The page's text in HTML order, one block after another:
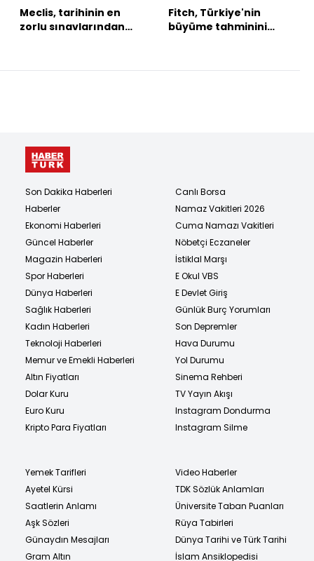
Meclis, tarihinin en
zorlu sınavlarından
Fitch, Türkiye'nin
büyüme tahminini
Son Dakika Haberleri
Haberler
Ekonomi Haberleri
Güncel Haberler
Magazin Haberleri
Spor Haberleri
Dünya Haberleri
Sağlık Haberleri
Kadın Haberleri
Teknoloji Haberleri
Memur ve Emekli Haberleri
Altın Fiyatları
Dolar Kuru
Euro Kuru
Kripto Para Fiyatları
Canlı Borsa
Namaz Vakitleri 2026
Cuma Namazı Vakitleri
Nöbetçi Eczaneler
İstiklal Marşı
E Okul VBS
E Devlet Giriş
Günlük Burç Yorumları
Son Depremler
Hava Durumu
Yol Durumu
Sinema Rehberi
TV Yayın Akışı
Instagram Dondurma
Instagram Silme
Yemek Tarifleri
Ayetel Kürsi
Saatlerin Anlamı
Aşk Sözleri
Günaydın Mesajları
Gram Altın
Video Haberler
TDK Sözlük Anlamları
Üniversite Taban Puanları
Rüya Tabirleri
Dünya Tarihi ve Türk Tarihi
İslam Ansiklopedisi